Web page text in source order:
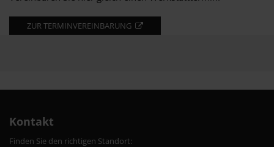
ZUR TERMINVEREINBARUNG
Kontakt
Finden Sie den richtigen Standort: